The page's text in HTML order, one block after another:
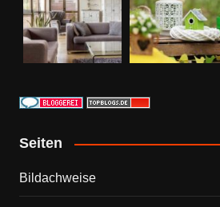
Seiten
Bildachweise